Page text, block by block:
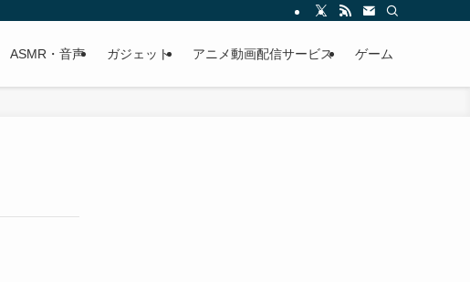
ASMR・音声 ガジェット アニメ動画配信サービス ゲーム